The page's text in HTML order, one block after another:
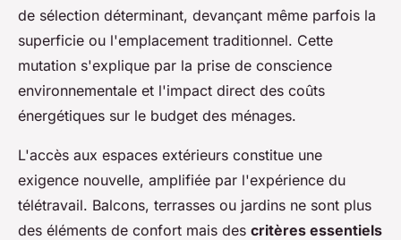
de sélection déterminant, devançant même parfois la
superficie ou l'emplacement traditionnel. Cette
mutation s'explique par la prise de conscience
environnementale et l'impact direct des coûts
énergétiques sur le budget des ménages.
L'accès aux espaces extérieurs constitue une
exigence nouvelle, amplifiée par l'expérience du
télétravail. Balcons, terrasses ou jardins ne sont plus
des éléments de confort mais des critères essentiels